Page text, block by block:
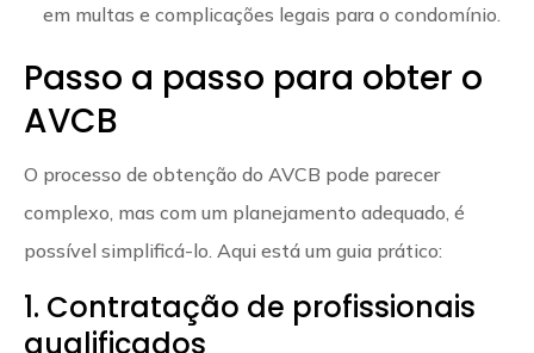
em multas e complicações legais para o condomínio.
Passo a passo para obter o
AVCB
O processo de obtenção do AVCB pode parecer
complexo, mas com um planejamento adequado, é
possível simplificá-lo. Aqui está um guia prático:
1. Contratação de profissionais
qualificados